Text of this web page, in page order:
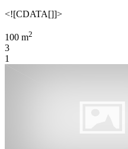
<![CDATA[]]>
100 m2
3
1